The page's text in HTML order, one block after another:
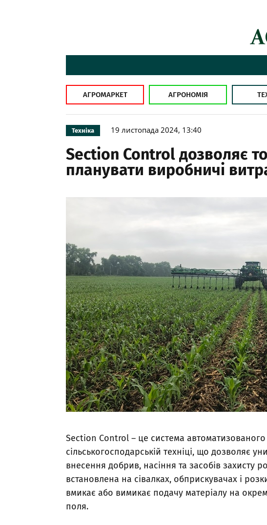
АГРОМАРКЕТ АГРОНОМІЯ
Техніка 19 листопада 2024, 13:40
Section Control дозволяє
планувати виробничі
Section Control – це система
сільськогосподарській техніці, що дозволяє
внесення добрив, насіння та засобів захисту
встановлена на сівалках, обприскувачах і
вмикає або вимикає подачу матеріалу на
поля.